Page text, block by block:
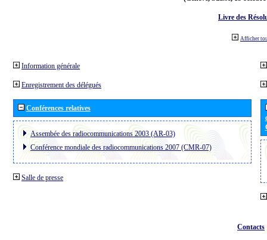
Livre des
Afficher
Information générale
Enregistrement des délégués
Conférences relatives
Assembée des radiocommunications 2003 (AR-03)
Conférence mondiale des radiocommunications 2007 (CMR-07)
Salle de presse
Contacts